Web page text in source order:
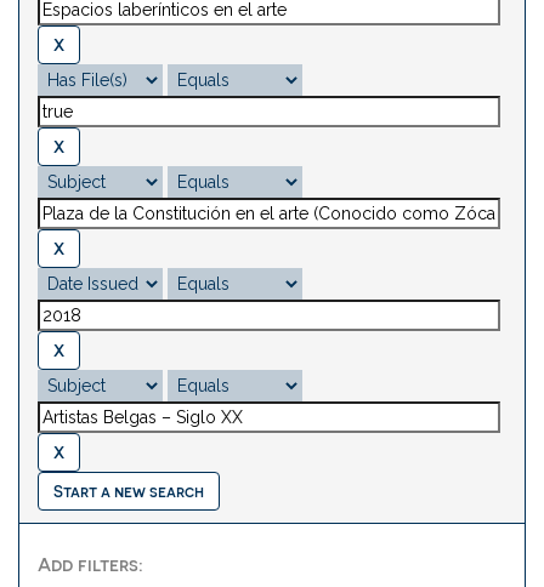
Start a new search
Add filters: